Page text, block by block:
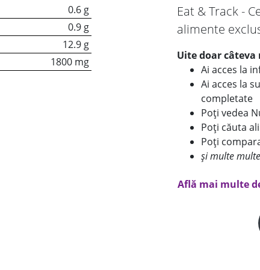
0.6 g
0.9 g
12.9 g
1800 mg
Eat & Track -
alimente
Uite doar
Ai acces la
Ai acces la
completate
Poți vedea
Poți căuta
Poți
și multe
Află mai multe